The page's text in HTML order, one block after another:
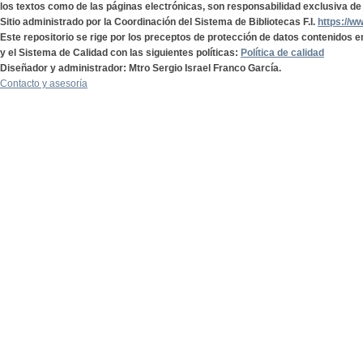
los textos como de las páginas electrónicas, son responsabilidad exclusiva
Sitio administrado por la Coordinación del Sistema de Bibliotecas F.I. https://
Este repositorio se rige por los preceptos de protección de datos contenidos
y el Sistema de Calidad con las siguientes políticas: Política de calidad
Diseñador y administrador: Mtro Sergio Israel Franco García.
Contacto y asesoría